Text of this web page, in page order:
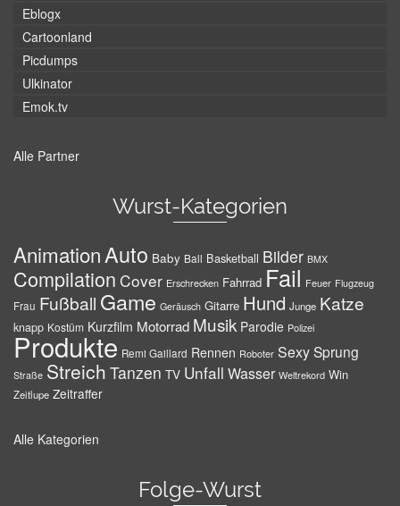
Eblogx
Cartoonland
Picdumps
Ulkinator
Emok.tv
Alle Partner
Wurst-Kategorien
AnimationAuto Baby Ball Basketball Bilder BMX
Compilation Cover Erschrecken Fahrrad Fail Feuer Flugzeug
Frau Fußball Game Geräusch Gitarre Hund Junge Katze
knapp Kostüm Kurzfilm Motorrad Musik Parodie Polizei
Produkte Remi Gaillard Rennen Roboter SexySprung
Straße Streich Tanzen TV Unfall Wasser Weltrekord Win
Zeitlupe Zeitraffer
Alle Kategorien
Folge-Wurst